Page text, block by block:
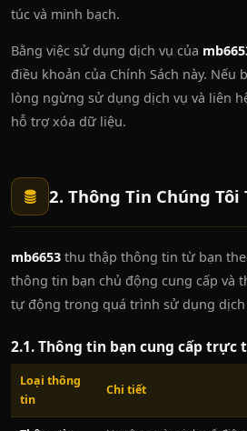
túc và minh bạch.
Bằng việc sử dụng dịch vụ của
điều khoản của Chính Sách này. Nếu
lòng ngừng sử dụng dịch vụ và liên
hỗ trợ xóa dữ liệu.
2. Thông Tin Chúng Tôi
mb6653 thu thập thông tin từ bạn
thông tin bạn chủ động cung cấp và
tự động trong quá trình sử dụng dịch
2.1. Thông tin bạn cung cấp trực
Loại thông
tin
Chi tiết